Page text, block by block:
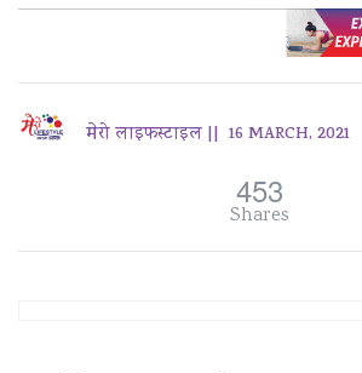
मेरो लाइफस्टाइल || 16 MARCH, 2021
453
Shares